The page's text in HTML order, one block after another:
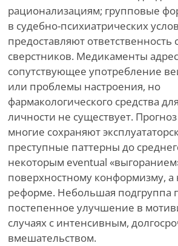
рационализациям; групповые
в судебно-психиатрических
предоставляют ответственность
сверстников. Медикаменты
сопутствующее употребление
или проблемы настроения, но
фармакологического средства
личности не существует.
многие сохраняют
преступные паттерны до
некоторым eventual
поверхностному конформизму, а
реформе. Небольшая подгруппа
постепенное улучшение в
случаях с интенсивным,
вмешательством.